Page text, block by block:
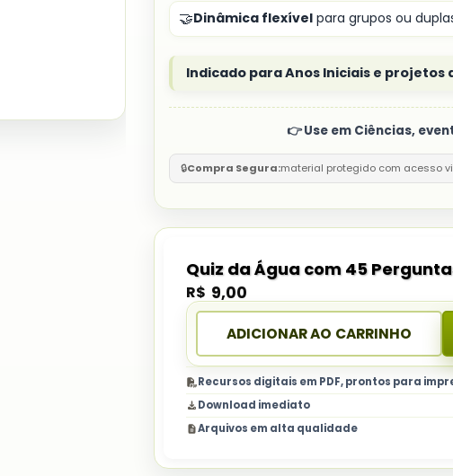
🤝Dinâmica flexível para grupos ou
Indicado para Anos Iniciais e projetos
👉 Use em Ciências,
🔒Compra Segura:material protegido com acesso
Quiz da Água com 45
R$ 9,00
ADICIONAR AO CARRINHO
Recursos digitais em PDF, prontos para
Download imediato
Arquivos em alta qualidade